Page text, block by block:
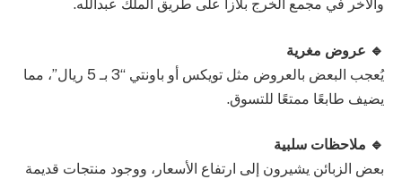
والآخر في مجمع الخرج بلازا على طريق الملك عبدالله.
🔹 عروض مغرية
يُعجب البعض بالعروض مثل تويكس أو باونتي “3 بـ 5 ريال”، مما
يضيف طابعًا ممتعًا للتسوق.
🔹 ملاحظات سلبية
بعض الزبائن يشيرون إلى ارتفاع الأسعار، ووجود منتجات قديمة